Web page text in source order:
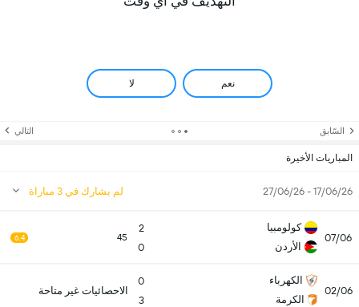
نعم لا
السّابق التالي
المباريات الأخيرة
17/06/26 - 27/06/26 لم يشارك في 3 مباراة
07/06
كولومبيا
الأردن
2
0
45
6.4
02/06
الكهرباء
الكرمة
0
3
الاحصائيات غير متاحة